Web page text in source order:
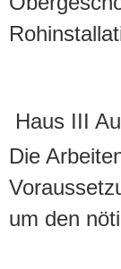
Haus III
Die
um den